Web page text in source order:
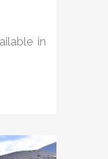
in